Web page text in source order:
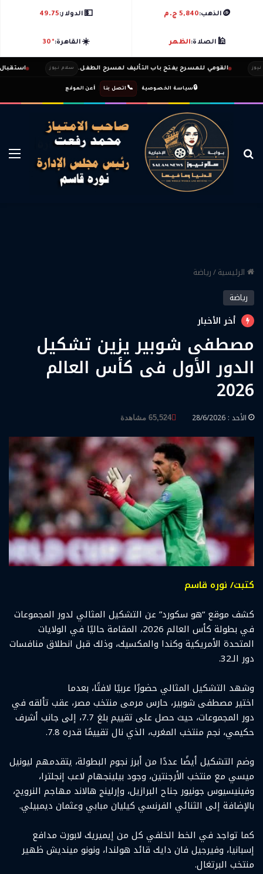
🪙 الذهب:5,840 ج.م 💵 الدولار:49.75
🕌 الصلاة:الظهر ☀️ القاهرة:30°
القومي للمسرح يفتح باب التأليف لمسرح الطفل. سلام نيوز استقبال
🔒سياسة الخصوصية 📞 اتصل بنا ℹ️عن الموقع
بحث عن
الرئيسية/رياضة
رياضة
أخر الأخبار
مصطفى شوبير يزين تشكيل
الدور الأول فى كأس العالم
2026
الأحد : 28/6/2026 65,524 مشاهدة
كتبت/ نوره قاسم
كشف موقع “هو سكورد” عن التشكيل المثالي لدور المجموعات
في بطولة كأس العالم 2026، المقامة حاليًا في الولايات
المتحدة الأمريكية وكندا والمكسيك، وذلك قبل انطلاق منافسات
دور الـ32.
وشهد التشكيل المثالي حضورًا عربيًا لافتًا، بعدما
اختير مصطفى شوبير، حارس مرمى منتخب مصر، عقب تألقه في
دور المجموعات، حيث حصل على تقييم بلغ 7.7، إلى جانب أشرف
حكيمي، نجم منتخب المغرب، الذي نال تقييمًا قدره 7.8.
وضم التشكيل أيضًا عددًا من أبرز نجوم البطولة، يتقدمهم ليونيل
ميسي مع منتخب الأرجنتين، وجود بيلينجهام لاعب إنجلترا،
وفينيسيوس جونيور جناح البرازيل، وإرلينج هالاند مهاجم النرويج،
بالإضافة إلى الثنائي الفرنسي كيليان مبابي وعثمان ديمبيلي.
كما تواجد في الخط الخلفي كل من إيميريك لابورت مدافع
إسبانيا، وفيرجيل فان دايك قائد هولندا، ونونو مينديش ظهير
منتخب البرتغال.